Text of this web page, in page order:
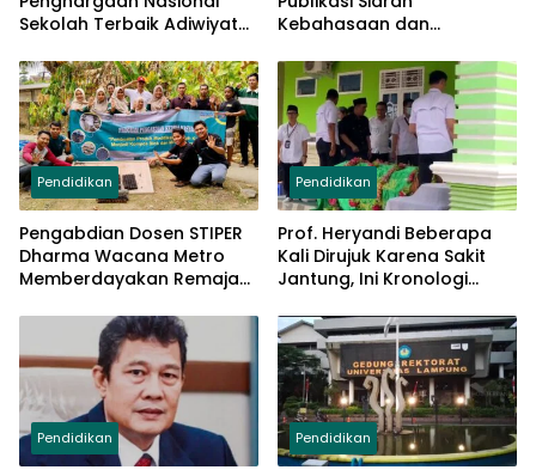
Sekolah Terbaik Adiwiyata,
Kebahasaan dan
dan RRI Bandar Lampung
Pendidikan
Pengabdian Dosen STIPER
Dharma Wacana Metro
Memberdayakan Remaja
Astomulyo Melalui
Program PMP
Pendidikan
Prof. Heryandi Beberapa
Kali Dirujuk Karena Sakit
Jantung, Ini Kronologi
Pendidikan Pendidikan